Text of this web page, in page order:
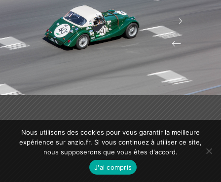
Nous utilisons des cookies pour vous garantir la meilleure
expérience sur anzio.fr. Si vous continuez à utiliser ce site,
nous supposerons que vous êtes d'accord.
J'ai compris